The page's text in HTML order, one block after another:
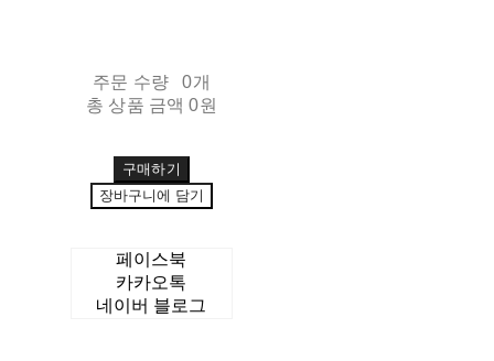
주문 수량
0개
총 상품 금액 0원
구매하기
장바구니에 담기
페이스북
카카오톡
네이버 블로그